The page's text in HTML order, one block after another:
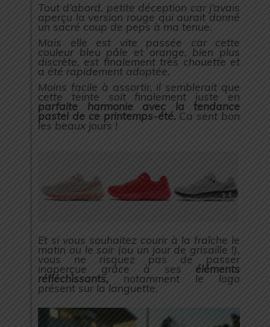
Tout d’abord, petite déception car j’avais
aperçu la version rouge qui aurait donné
un sacré coup de peps à ma tenue.
Mais elle est vite passée car cette
couleur bleu pâle et orange, bien plus
discrète, est finalement très chouette et
a été rapidement adoptée.
Moins facile à assortir, il semblerait que
cette teinte soit finalement juste en
parfaite harmonie avec la tendance
pastel de ce printemps-été.Ca sent bon
les beaux jours !
Et si vous souhaitez courir à la fraîche le
matin ou le soir (ou un jour de grisaille !),
vous ne risquez pas de passer
inaperçue grâce à ses éléments
réfléchissants, notamment le logo
présent sur la languette.